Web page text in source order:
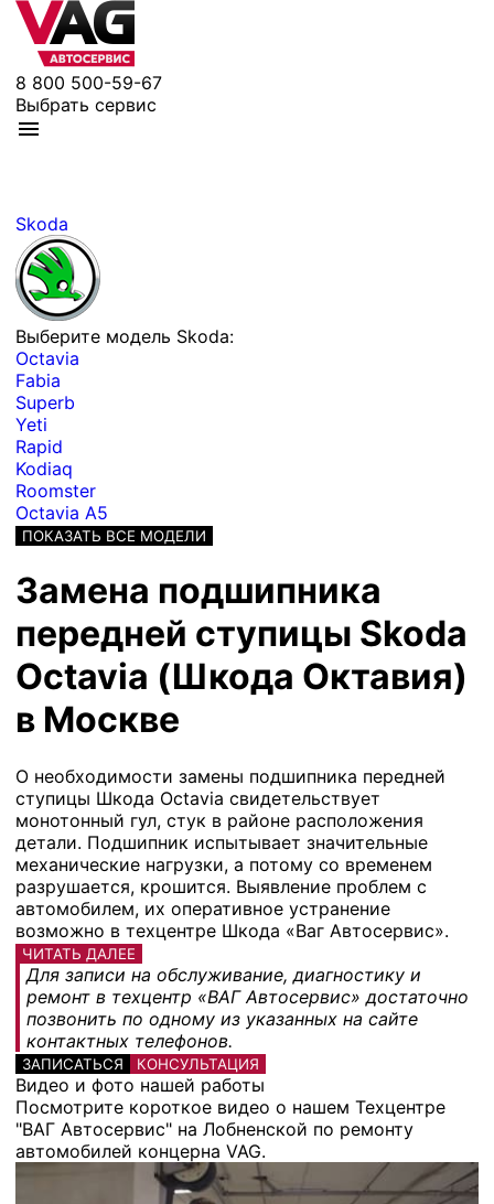
8 800 500-59-67
Выбрать сервис
Skoda
Выберите модель Skoda:
Octavia
Fabia
Superb
Yeti
Rapid
Kodiaq
Roomster
Octavia A5
ПОКАЗАТЬ ВСЕ МОДЕЛИ
Замена подшипника
передней ступицы Skoda
Octavia (Шкода Октавия)
в Москве
О необходимости замены подшипника передней
ступицы Шкода Octavia свидетельствует
монотонный гул, стук в районе расположения
детали. Подшипник испытывает значительные
механические нагрузки, а потому со временем
разрушается, крошится. Выявление проблем с
автомобилем, их оперативное устранение
возможно в техцентре Шкода «Ваг Автосервис».
ЧИТАТЬ ДАЛЕЕ
Для записи на обслуживание, диагностику и
ремонт в техцентр «ВАГ Автосервис» достаточно
позвонить по одному из указанных на сайте
контактных телефонов.
ЗАПИСАТЬСЯ КОНСУЛЬТАЦИЯ
Видео и фото нашей работы
Посмотрите короткое видео о нашем Техцентре
"ВАГ Автосервис" на Лобненской по ремонту
автомобилей концерна VAG.